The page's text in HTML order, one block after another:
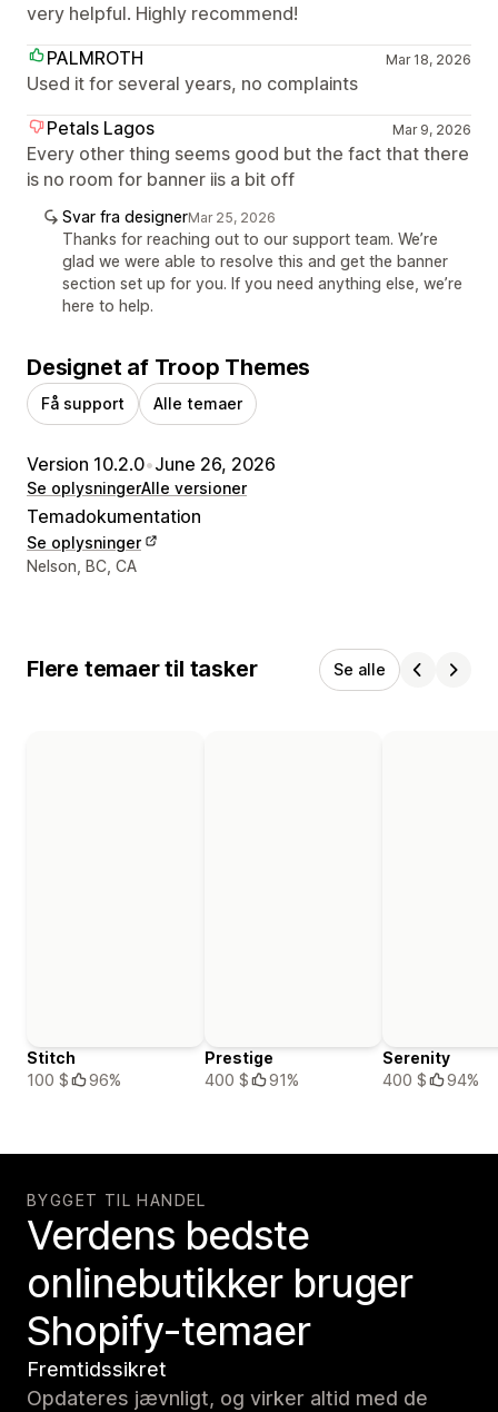
very helpful. Highly recommend!
PALMROTH
Mar 18, 2026
Used it for several years, no complaints
Petals Lagos
Mar 9, 2026
Every other thing seems good but the fact that there
is no room for banner iis a bit off
Svar fra designerMar 25, 2026
Thanks for reaching out to our support team. We’re
glad we were able to resolve this and get the banner
section set up for you. If you need anything else, we’re
here to help.
Designet af Troop Themes
Få support Alle temaer
Version 10.2.0•June 26, 2026
Se oplysningerAlle versioner
Temadokumentation
Se oplysninger
Se kontaktoplysninger
Nelson, BC, CA
Flere temaer til tasker Se alle
Stitch
100 $
96%
Prestige
400 $
91%
Serenity
400 $
94%
BYGGET TIL HANDEL
Verdens bedste
onlinebutikker bruger
Shopify-temaer
Fremtidssikret
Opdateres jævnligt, og virker altid med de